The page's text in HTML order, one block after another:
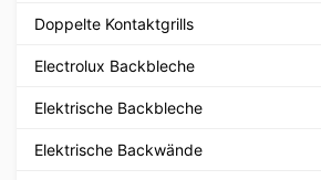
Doppelte Kontaktgrills
Electrolux Backbleche
Elektrische Backbleche
Elektrische Backwände